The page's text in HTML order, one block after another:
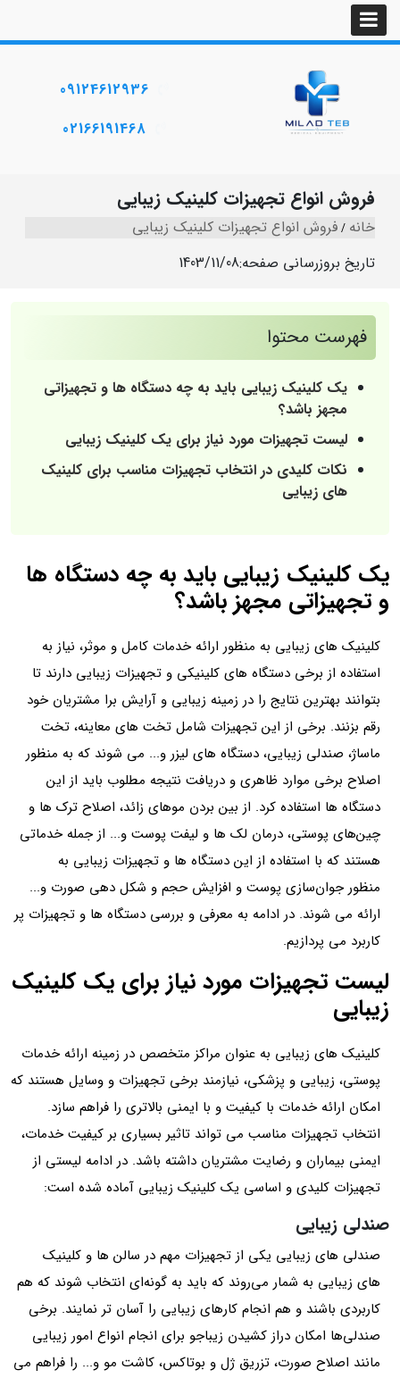
09124612936
02166191468
فروش انواع تجهیزات کلینیک زیبایی
خانه فروش انواع تجهیزات کلینیک زیبایی
تاریخ بروزرسانی صفحه:1403/11/08
فهرست محتوا
یک کلینیک زیبایی باید به چه دستگاه ها و تجهیزاتی
مجهز باشد؟
لیست تجهیزات مورد نیاز برای یک کلینیک زیبایی
نکات کلیدی در انتخاب تجهیزات مناسب برای کلینیک‌
های زیبایی
یک کلینیک زیبایی باید به چه دستگاه ها
و تجهیزاتی مجهز باشد؟
کلینیک های زیبایی به منظور ارائه خدمات کامل و موثر، نیاز به
استفاده از برخی دستگاه های کلینیکی و تجهیزات زیبایی دارند تا
بتوانند بهترین نتایج را در زمینه زیبایی و آرایش برا مشتریان خود
رقم بزنند. برخی از این تجهیزات شامل تخت های معاینه، تخت
ماساژ، صندلی زیبایی، دستگاه های لیزر و... می شوند که به منظور
اصلاح برخی موارد ظاهری و دریافت نتیجه مطلوب باید از این
دستگاه ها استفاده کرد. از بین بردن موهای زائد، اصلاح ترک ها و
چین‌های پوستی، درمان لک ها و لیفت پوست و... از جمله خدماتی
هستند که با استفاده از این دستگاه ها و تجهیزات زیبایی به
منظور جوان‌سازی پوست‌ و افزایش حجم و شکل دهی صورت و...
ارائه می شوند. در ادامه به معرفی و بررسی دستگاه ها و تجهیزات پر
کاربرد می پردازیم.
لیست تجهیزات مورد نیاز برای یک کلینیک
زیبایی
کلینیک‌ های زیبایی به عنوان مراکز متخصص در زمینه ارائه خدمات
پوستی، زیبایی و پزشکی، نیازمند برخی تجهیزات و وسایل هستند که
امکان ارائه خدمات با کیفیت و با ایمنی بالاتری را فراهم سازد.
انتخاب تجهیزات مناسب می‌ تواند تاثیر بسیاری بر کیفیت خدمات،
ایمنی بیماران و رضایت مشتریان داشته باشد. در ادامه لیستی از
تجهیزات کلیدی و اساسی یک کلینیک زیبایی آماده شده است:
صندلی زیبایی
صندلی های زیبایی یکی از تجهیزات مهم در سالن ها و کلینیک
های زیبایی به شمار می‌روند که باید به گونه‌ای انتخاب شوند که هم
کاربردی باشند و هم انجام کارهای زیبایی را آسان تر نمایند. برخی
صندلی‌ها امکان دراز کشیدن زیباجو برای انجام انواع امور زیبایی
مانند اصلاح صورت، تزریق ژل و بوتاکس، کاشت مو و... را فراهم می